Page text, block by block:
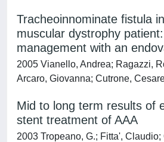
Tracheoinnominate fistula
muscular dystrophy
management with an
2005 Vianello, Andrea; Ragazzi,
Arcaro, Giovanna; Cutrone,
Mid to long term results of
stent treatment of AAA
2003 Tropeano, G.; Fitta',